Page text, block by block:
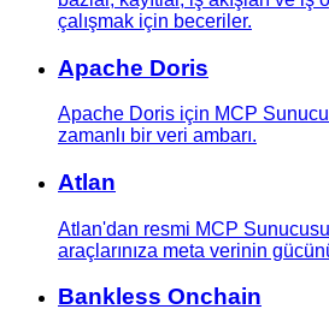
çalışmak için beceriler.
Apache Doris
Apache Doris için MCP
zamanlı bir veri ambarı.
Atlan
Atlan'dan resmi MCP
araçlarınıza meta verinin
Bankless Onchain